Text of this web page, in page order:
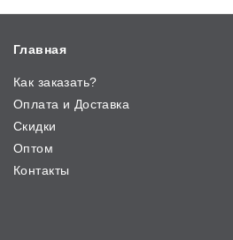
Главная
Как заказать?
Оплата и Доставка
Скидки
Оптом
Контакты